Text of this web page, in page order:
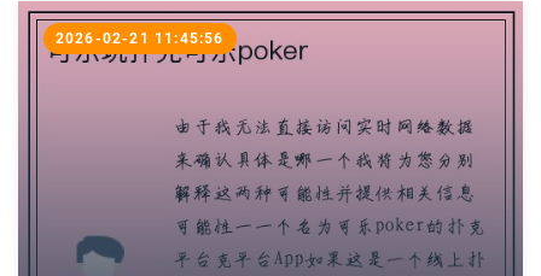
2026-02-21 11:45:56